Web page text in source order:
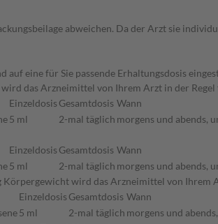
abweichen. Da der Arzt sie
auf eine für Sie passende Erhaltungsdosis
das Arzneimittel von Ihrem Arzt in der
Einzeldosis Gesamtdosis Wann
5 ml 2-mal täglich morgens und abends,
Einzeldosis Gesamtdosis Wann
5 ml 2-mal täglich morgens und abends,
wird das Arzneimittel von Ihrem
Einzeldosis Gesamtdosis Wann
5 ml 2-mal täglich morgens und